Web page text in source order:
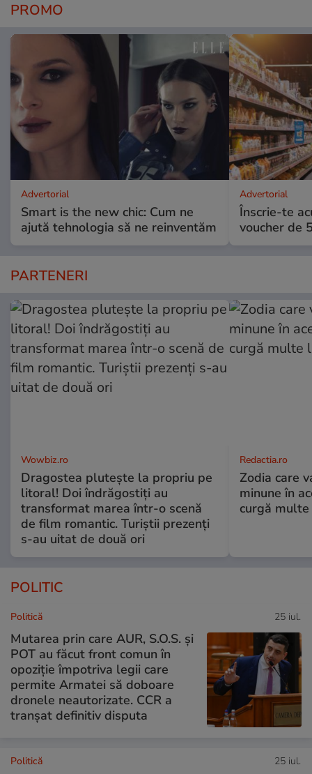
PROMO
Advertorial
Smart is the new chic: Cum ne
ajută tehnologia să ne reinventăm
Advertorial
Înscrie-te
voucher de
PARTENERI
Wowbiz.ro
Dragostea plutește la propriu pe
litoral! Doi îndrăgostiți au
transformat marea într-o scenă
de film romantic. Turiștii prezenți
s-au uitat de două ori
Redactia.ro
Zodia care
minune în
curgă
POLITIC
Politică 25 iul.
Mutarea prin care AUR, S.O.S. și
POT au făcut front comun în
opoziție împotriva legii care
permite Armatei să doboare
dronele neautorizate. CCR a
tranșat definitiv disputa
Politică 25 iul.